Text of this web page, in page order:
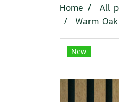
Home All
Warm
New